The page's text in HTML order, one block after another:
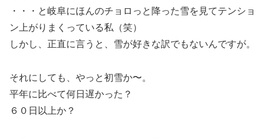
・・・と岐阜にほんのチョロっと降った雪を見てテンショ
ン上がりまくっている私（笑）
しかし、正直に言うと、雪が好きな訳でもないんですが。
それにしても、やっと初雪か〜。
平年に比べて何日遅かった？
６０日以上か？